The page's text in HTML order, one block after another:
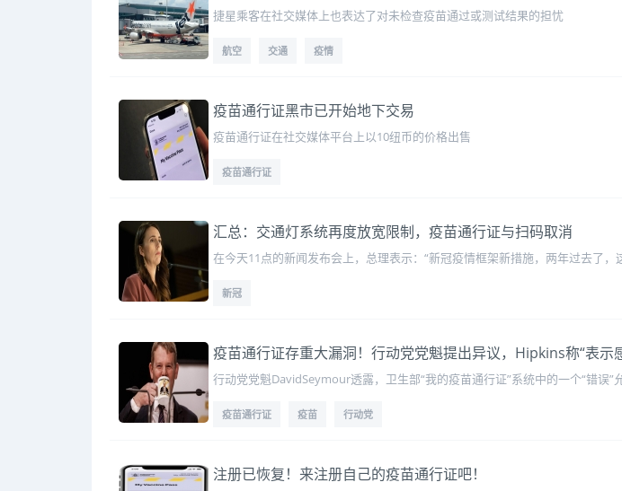
捷星乘客在社交媒体上也表达了对未检查疫苗通过或测试结果的担忧
航空 交通 疫情
疫苗通行证黑市已开始地下交易
疫苗通行证在社交媒体平台上以10纽币的价格出售
疫苗通行证
汇总：交通灯系统再度放宽限制，疫苗通行证与扫码取消
在今天11点的新闻发布会上，总理表示：“新冠疫情框架新措施，两年过去了，
新冠
疫苗通行证存重大漏洞！行动党党魁提出异议，Hipkins称“表示
行动党党魁DavidSeymour透露，卫生部“我的疫苗通行证”系统中的一个“错误
疫苗通行证 疫苗 行动党
注册已恢复！来注册自己的疫苗通行证吧！